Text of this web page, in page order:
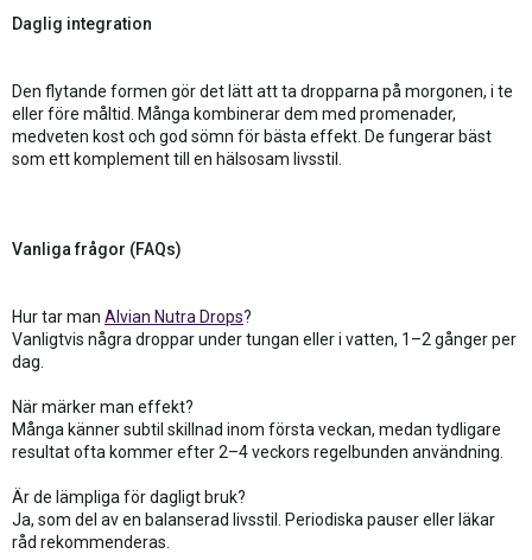
Daglig integration
Den flytande formen gör det lätt att ta dropparna på morgonen, i te
eller före måltid. Många kombinerar dem med promenader,
medveten kost och god sömn för bästa effekt. De fungerar bäst
som ett komplement till en hälsosam livsstil.
Vanliga frågor (FAQs)
Hur tar man Alvian Nutra Drops?
Vanligtvis några droppar under tungan eller i vatten, 1–2 gånger per
dag.
När märker man effekt?
Många känner subtil skillnad inom första veckan, medan tydligare
resultat ofta kommer efter 2–4 veckors regelbunden användning.
Är de lämpliga för dagligt bruk?
Ja, som del av en balanserad livsstil. Periodiska pauser eller läkar
råd rekommenderas.